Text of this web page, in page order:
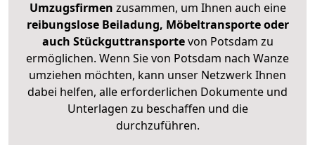
Umzugsfirmen zusammen, um Ihnen auch eine
reibungslose Beiladung, Möbeltransporte oder
auch Stückguttransportevon Potsdam zu
ermöglichen. Wenn Sie von Potsdam nach Wanze
umziehen möchten, kann unser Netzwerk Ihnen
dabei helfen, alle erforderlichen Dokumente und
Unterlagen zu beschaffen und die
durchzuführen.